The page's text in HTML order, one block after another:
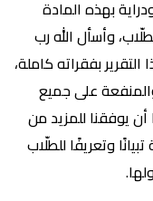
بهذه المادة
وأسأل الله رب
بفقراته كاملة،
على جميع
أن يوفقنا للمزيد من
وتعريفًا للطلّاب